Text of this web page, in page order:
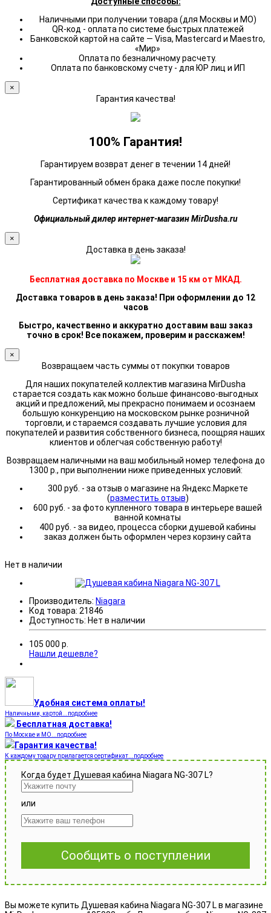
Наличными при получении товара (для Москвы и МО)
QR-код - оплата по системе быстрых платежей
Банковской картой на сайте — Visa, Mastercard и Maestro,
«Мир»
Оплата по безналичному расчету.
Оплата по банковскому счету - для ЮР лиц и ИП
×
Гарантия качества!
100% Гарантия!
Гарантируем возврат денег в течении 14 дней!
Гарантированный обмен брака даже после покупки!
Сертификат качества к каждому товару!
Официальный дилер интернет-магазин MirDusha.ru
×
Доставка в день заказа!
Бесплатная доставка по Москве и 15 км от МКАД.
Доставка товаров в день заказа! При оформлении до 12
часов
Быстро, качественно и аккуратно доставим ваш заказ
точно в срок! Все покажем, проверим и расскажем!
×
Возвращаем часть суммы от покупки товаров
Для наших покупателей коллектив магазина MirDusha
старается создать как можно больше финансово-выгодных
акций и предложений, мы прекрасно понимаем и осознаем
большую конкуренцию на московском рынке розничной
торговли, и стараемся создавать лучшие условия для
покупателей и развития собственного бизнеса, поощряя наших
клиентов и облегчая собственную работу!
Возвращаем наличными на ваш мобильный номер телефона до
1300 р., при выполнении ниже приведенных условий:
300 руб. - за отзыв о магазине на Яндекс.Маркете
(разместить отзыв)
600 руб. - за фото купленного товара в интерьере вашей
ванной комнаты
400 руб. - за видео, процесса сборки душевой кабины
заказ должен быть оформлен через корзину сайта
Нет в наличии
Производитель: Niagara
Код товара: 21846
Доступность: Нет в наличии
105 000 р.
Нашли дешевле?
Удобная система оплаты!
Наличными, картой...подробнее
Бесплатная доставка!
По Москве и МО...подробнее
Гарантия качества!
К каждому товару прилагается сертификат...подробнее
Когда будет Душевая кабина Niagara NG-307 L?
или
Сообщить о поступлении
Вы можете купить Душевая кабина Niagara NG-307 L в магазине